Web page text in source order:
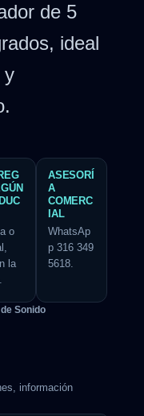
de 5
ideal
y
o
la
ASESORÍ
A
COMERC
IAL
WhatsAp
p 316 349
5618.
Sonido
información